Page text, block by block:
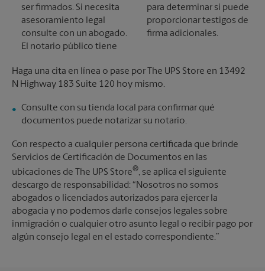
ser firmados. Si necesita
asesoramiento legal
consulte con un abogado.
El notario público tiene
para determinar si puede
proporcionar testigos de
firma adicionales.
Haga una cita en línea o pase por The UPS Store en 13492
N Highway 183 Suite 120 hoy mismo.
Consulte con su tienda local para confirmar qué
documentos puede notarizar su notario.
Con respecto a cualquier persona certificada que brinde
Servicios de Certificación de Documentos en las
ubicaciones de The UPS Store®, se aplica el siguiente
descargo de responsabilidad: “Nosotros no somos
abogados o licenciados autorizados para ejercer la
abogacía y no podemos darle consejos legales sobre
inmigración o cualquier otro asunto legal o recibir pago por
algún consejo legal en el estado correspondiente.”